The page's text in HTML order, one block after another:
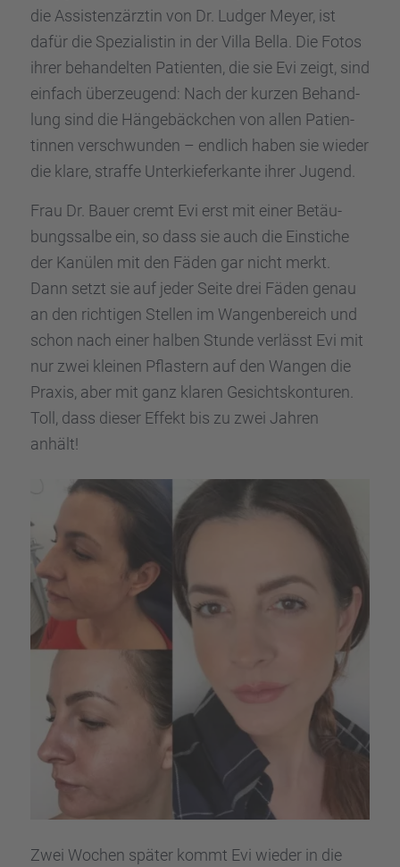
die Assis­tenz­ärz­tin von Dr. Ludger Meyer, ist
dafür die Spezia­lis­tin in der Villa Bella. Die Fotos
ihrer behan­del­ten Patien­ten, die sie Evi zeigt, sind
einfach überzeu­gend: Nach der kurzen Behand­
lung sind die Hänge­bäck­chen von allen Patien­
tin­nen verschwun­den – endlich haben sie wieder
die klare, straffe Unter­kie­fer­kante ihrer Jugend.
Frau Dr. Bauer cremt Evi erst mit einer Betäu­
bungs­salbe ein, so dass sie auch die Einsti­che
der Kanülen mit den Fäden gar nicht merkt.
Dann setzt sie auf jeder Seite drei Fäden genau
an den richti­gen Stellen im Wangen­be­reich und
schon nach einer halben Stunde verlässt Evi mit
nur zwei kleinen Pflas­tern auf den Wangen die
Praxis, aber mit ganz klaren Gesichts­kon­tu­ren.
Toll, dass dieser Effekt bis zu zwei Jahren
anhält!
Zwei Wochen später kommt Evi wieder in die